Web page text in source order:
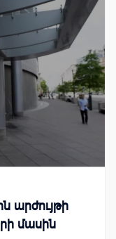
արժույթի
մասին